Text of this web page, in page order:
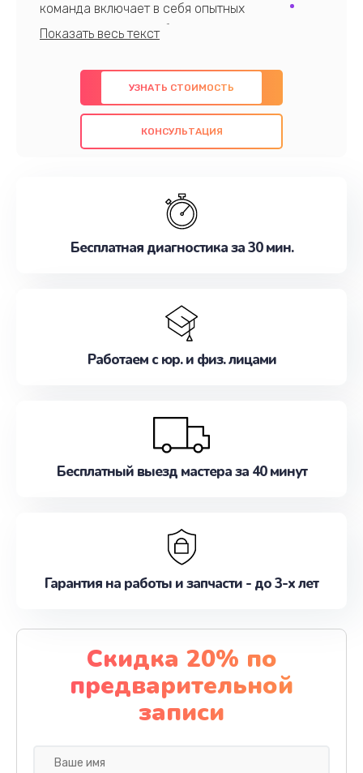
команда включает в себя опытных
профессионалов с обширными знаниями и
предлагаем быстрый и качественный ремонт с
использованием оригинальных компонентов, а
также гарантируем качество всех
проведенных работ. Наша цель - предоставить
наилучшим образом. Не медлите записаться на
УЗНАТЬ СТОИМОСТЬ
КОНСУЛЬТАЦИЯ
Бесплатная диагностика за 30 мин.
Работаем с юр. и физ. лицами
Бесплатный выезд мастера за 40 минут
Гарантия на работы и запчасти - до 3-х лет
Скидка 20% по
предварительной
записи